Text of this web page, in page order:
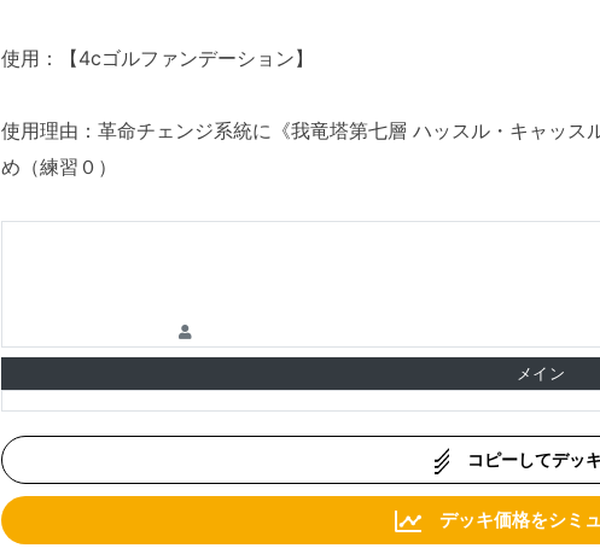
使用：【4cゴルファンデーション】
使用理由：革命チェンジ系統に《我竜塔第七層 ハッスル・キャッス
め（練習０）
メイン
コピーしてデッ
デッキ価格をシミ